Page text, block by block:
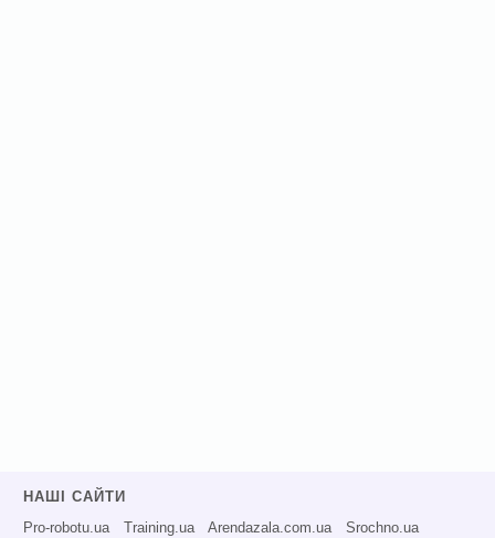
НАШІ САЙТИ
Pro-robotu.ua Training.ua Arendazala.com.ua Srochno.ua